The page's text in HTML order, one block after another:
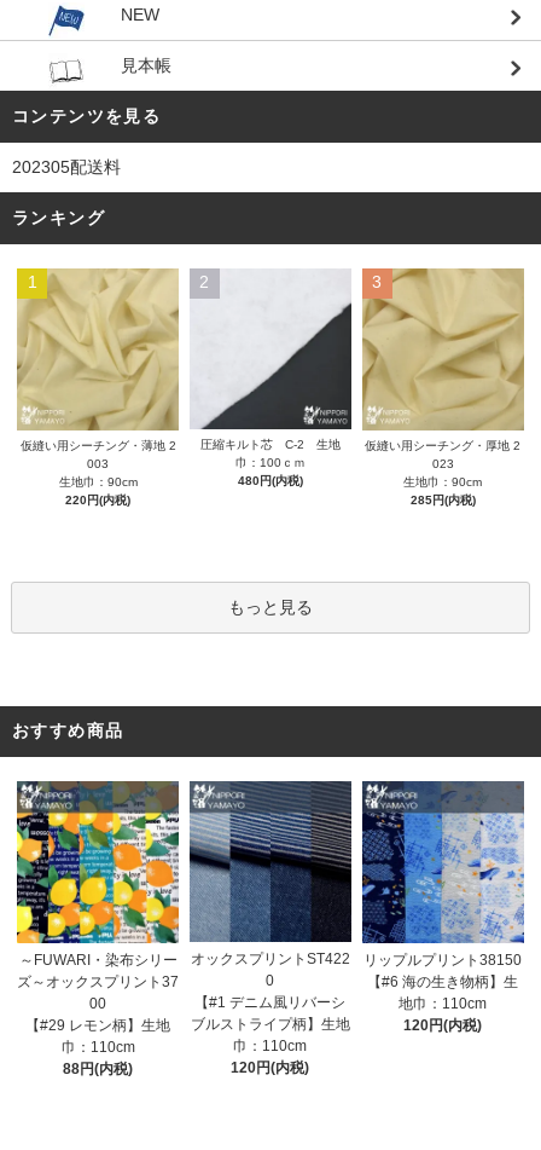
NEW
見本帳
コンテンツを見る
202305配送料
ランキング
1
仮縫い用シーチング・薄地 2
003
生地巾：90cm
220円(内税)
2
圧縮キルト芯 C-2 生地
巾：100ｃｍ
480円(内税)
3
仮縫い用シーチング・厚地 2
023
生地巾：90cm
285円(内税)
もっと見る
おすすめ商品
～FUWARI・染布シリー
ズ～オックスプリント37
00
【#29 レモン柄】生地
巾：110cm
88円(内税)
オックスプリントST422
0
【#1 デニム風リバーシ
ブルストライプ柄】生地
巾：110cm
120円(内税)
リップルプリント38150
【#6 海の生き物柄】生
地巾：110cm
120円(内税)